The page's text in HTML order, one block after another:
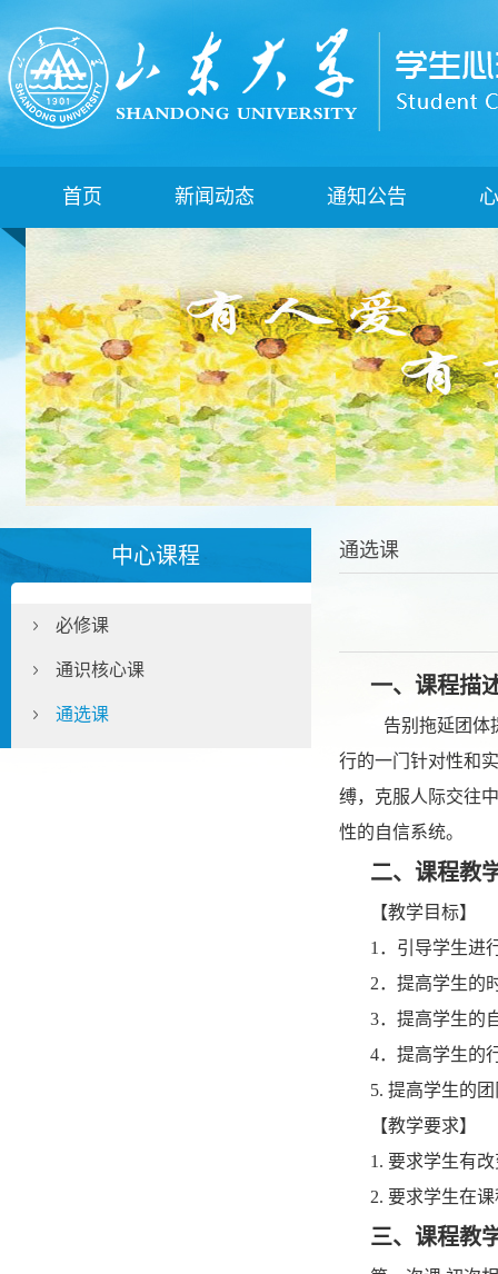
首页 新闻动态 通知公告
中心课程
必修课
通识核心课
通选课
通选课
一、 课程描
告别 拖延团体
行的一门针对性和
缚，克服人际交往
性的自信系统。
二、 课程教
【教学目标】
1 ．引导学生进
2．提高学生的
3．提高学生的
4．提高学生的
5. 提高学生的
【教学要求】
1. 要求学生有
2. 要求学生在
三、课程教